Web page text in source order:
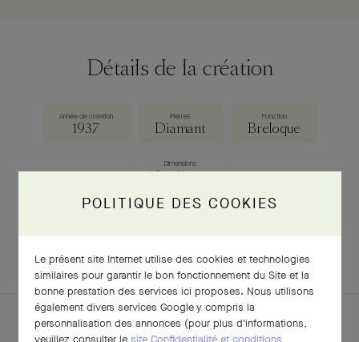
Détails de la création
Année de création
1937
Pierres
Diamant
Fonction
Breloque
Dimensions
TÉLÉCHARGER LA FICHE
POLITIQUE DES COOKIES
Le présent site Internet utilise des cookies et technologies
similaires pour garantir le bon fonctionnement du Site et la
bonne prestation des services ici proposes. Nous utilisons
également divers services Google y compris la
personnalisation des annonces (pour plus d'informations,
veuillez consulter le site Confidentialité et conditions